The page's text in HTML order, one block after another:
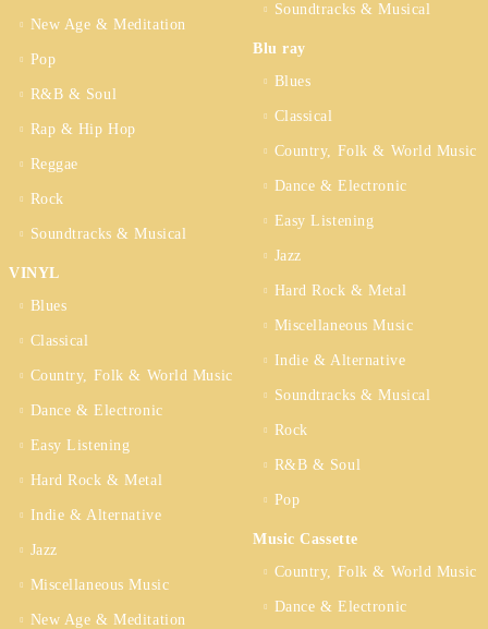
New Age & Meditation
Pop
R&B & Soul
Rap & Hip Hop
Reggae
Rock
Soundtracks & Musical
VINYL
Blues
Classical
Country, Folk & World Music
Dance & Electronic
Easy Listening
Hard Rock & Metal
Indie & Alternative
Jazz
Miscellaneous Music
New Age & Meditation
Soundtracks & Musical
Blu ray
Blues
Classical
Country, Folk & World Music
Dance & Electronic
Easy Listening
Jazz
Hard Rock & Metal
Miscellaneous Music
Indie & Alternative
Soundtracks & Musical
Rock
R&B & Soul
Pop
Music Cassette
Country, Folk & World Music
Dance & Electronic